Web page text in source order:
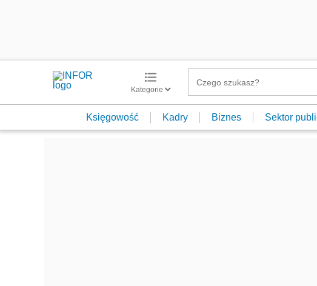
Kategorie
Księgowość Kadry Biznes Sektor